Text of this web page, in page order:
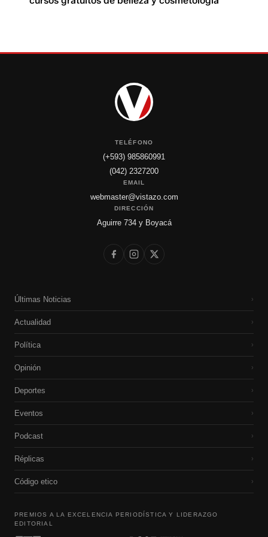
TELÉFONO
(+593) 985860991
(042) 2327200
EMAIL
webmaster@vistazo.com
DIRECCIÓN
Aguirre 734 y Boyacá
Últimas Noticias ›
Actualidad ›
Política ›
Opinión ›
Deportes ›
Eventos ›
Podcast ›
Réplicas ›
Código etico ›
PREMIOS A LA EXCELENCIA PERIODÍSTICA Y LIDERAZGO
EDITORIAL